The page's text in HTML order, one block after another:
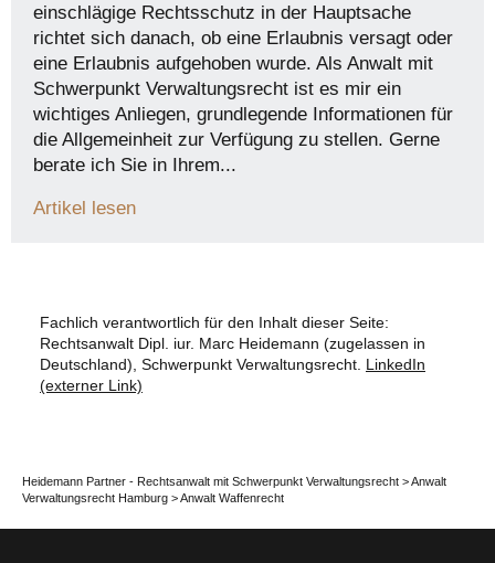
einschlägige Rechtsschutz in der Hauptsache
richtet sich danach, ob eine Erlaubnis versagt oder
eine Erlaubnis aufgehoben wurde. Als Anwalt mit
Schwerpunkt Verwaltungsrecht ist es mir ein
wichtiges Anliegen, grundlegende Informationen für
die Allgemeinheit zur Verfügung zu stellen. Gerne
berate ich Sie in Ihrem...
Artikel lesen
Fachlich verantwortlich für den Inhalt dieser Seite:
Rechtsanwalt Dipl. iur. Marc Heidemann (zugelassen in
Deutschland), Schwerpunkt Verwaltungsrecht. LinkedIn
(externer Link)
Heidemann Partner - Rechtsanwalt mit Schwerpunkt Verwaltungsrecht >Anwalt
Verwaltungsrecht Hamburg >Anwalt Waffenrecht